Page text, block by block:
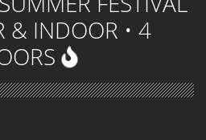
& INDOOR • 4